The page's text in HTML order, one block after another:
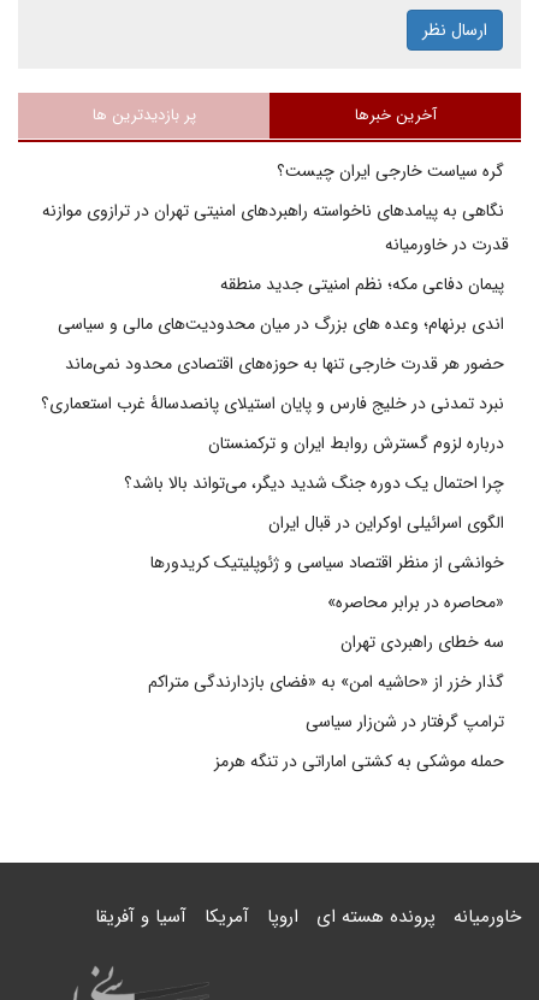
ارسال نظر
آخرین خبرها پر بازدیدترین ها
گره سیاست خارجی ایران چیست؟
نگاهی به پیامدهای ناخواسته راهبردهای امنیتی تهران در ترازوی موازنه
قدرت در خاورمیانه
پیمان دفاعی مکه؛ نظم امنیتی جدید منطقه
اندی برنهام؛ وعده های بزرگ در میان محدودیت‌های مالی و سیاسی
حضور هر قدرت خارجی تنها به حوزه‌های اقتصادی محدود نمی‌ماند
نبرد تمدنی در خلیج فارس و پایان استیلای پانصدسالۀ غرب استعماری؟
درباره لزوم گسترش روابط ایران و ترکمنستان
چرا احتمال یک دوره جنگ شدید دیگر، می‌تواند بالا باشد؟
الگوی اسرائیلی اوکراین در قبال ایران
خوانشی از منظر اقتصاد سیاسی و ژئوپلیتیک کریدورها
«محاصره در برابر محاصره»
سه خطای راهبردی تهران
گذار خزر از «حاشیه امن» به «فضای بازدارندگی متراکم
ترامپ گرفتار در شن‌زار سیاسی
حمله موشکی به کشتی اماراتی در تنگه هرمز
خاورمیانه پرونده هسته ای اروپا آمریکا آسیا و آفریقا